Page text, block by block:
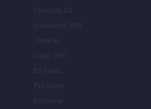
Finanzas 24
Investindo 365
Think.es
Viajar 365
ES Newz
Pet Story
Encocina